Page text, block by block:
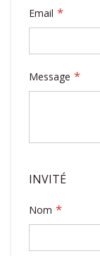
Email
Message
INVITÉ
Nom